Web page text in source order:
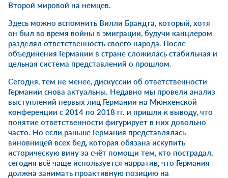
Второй мировой на немцев.
Здесь можно вспомнить Вилли Брандта, который, хотя
он был во время войны в эмиграции, будучи канцлером
разделял ответственность своего народа. После
объединения Германии в стране сложилась стабильная и
цельная система представлений о прошлом.
Сегодня, тем не менее, дискуссии об ответственности
Германии снова актуальны. Недавно мы провели анализ
выступлений первых лиц Германии на Мюнхенской
конференции с 2014 по 2018 гг. и пришли к выводу, что
понятие ответственности фигурирует в них довольно
часто. Но если раньше Германия представлялась
виновницей всех бед, которая обязана искупить
историческую вину за счёт помощи тем, кто пострадал,
сегодня всё чаще используется нарратив, что Германия
должна занимать проактивную позицию на